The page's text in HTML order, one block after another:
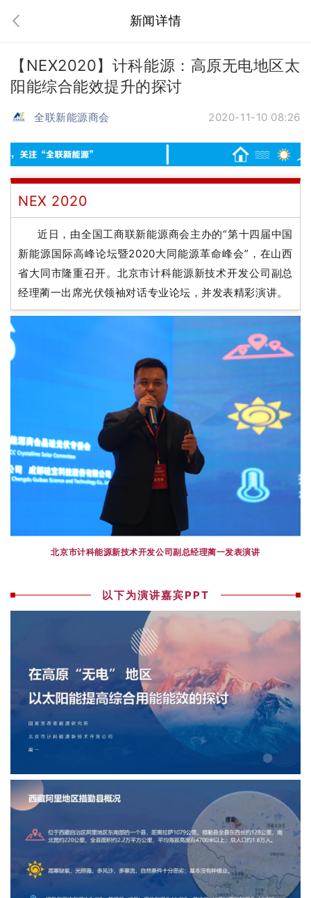
新闻详情
【NEX2020】计科能源：高原无电地区太
阳能综合能效提升的探讨
全联新能源商会 2020-11-10 08:26
NEX 2020
近日，由全国工商联新能源商会主办的“第十四届中国
新能源国际高峰论坛暨2020大同能源革命峰会”，在山西
省大同市隆重召开。 北京市计科能源新技术开发公司副总
经理蔺一出席光伏领袖对话专业论坛，并发表精彩演讲。
北京市计科能源新技术开发公司副总经理蔺一发表演讲
以下为演讲嘉宾PPT